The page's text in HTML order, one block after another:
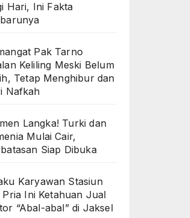
Hari, Ini Fakta
Pak Tarno
Keliling Meski Belum
Tetap Menghibur dan
Nafkah
Langka! Turki dan
Mulai Cair,
Siap Dibuka
Karyawan Stasiun
Pria Ini Ketahuan Jual
“Abal-abal” di Jaksel